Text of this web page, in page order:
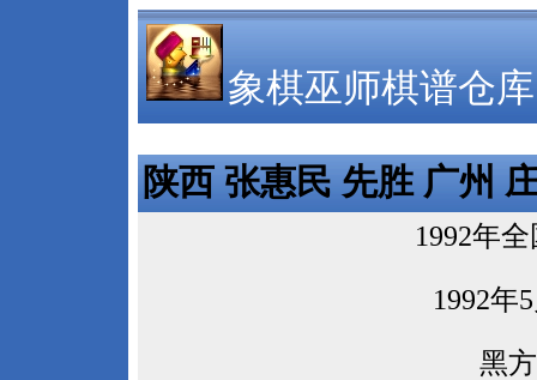
象棋巫师棋谱仓库
陕西 张惠民 先胜 广州
1992年
1992年
黑